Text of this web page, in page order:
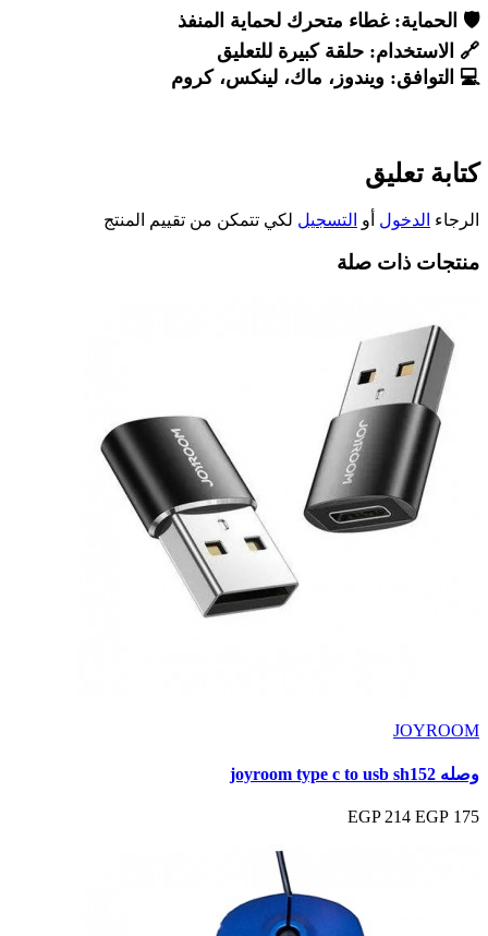
🛡️ الحماية: غطاء متحرك لحماية المنفذ
🔗 الاستخدام: حلقة كبيرة للتعليق
💻 التوافق: ويندوز، ماك، لينكس، كروم
كتابة تعليق
الرجاء الدخول أو التسجيل لكي تتمكن من تقييم المنتج
منتجات ذات صلة
JOYROOM
وصله joyroom type c to usb sh152
175 EGP
214 EGP